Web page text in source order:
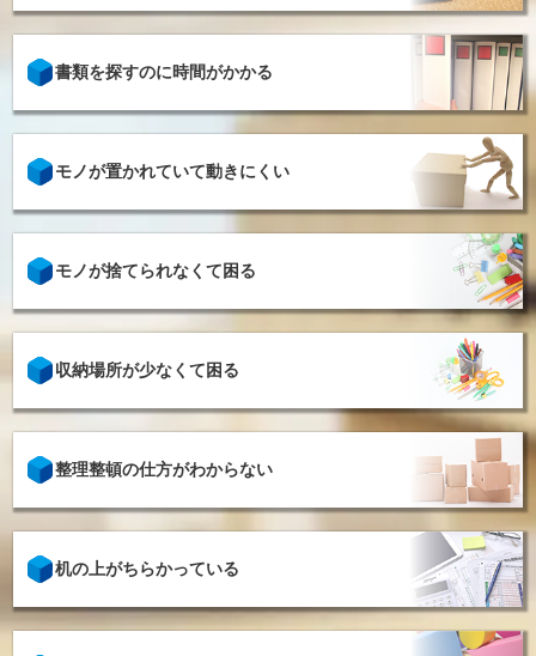
書類を探すのに時間がかかる
モノが置かれていて動きにくい
モノが捨てられなくて困る
収納場所が少なくて困る
整理整頓の仕方がわからない
机の上がちらかっている